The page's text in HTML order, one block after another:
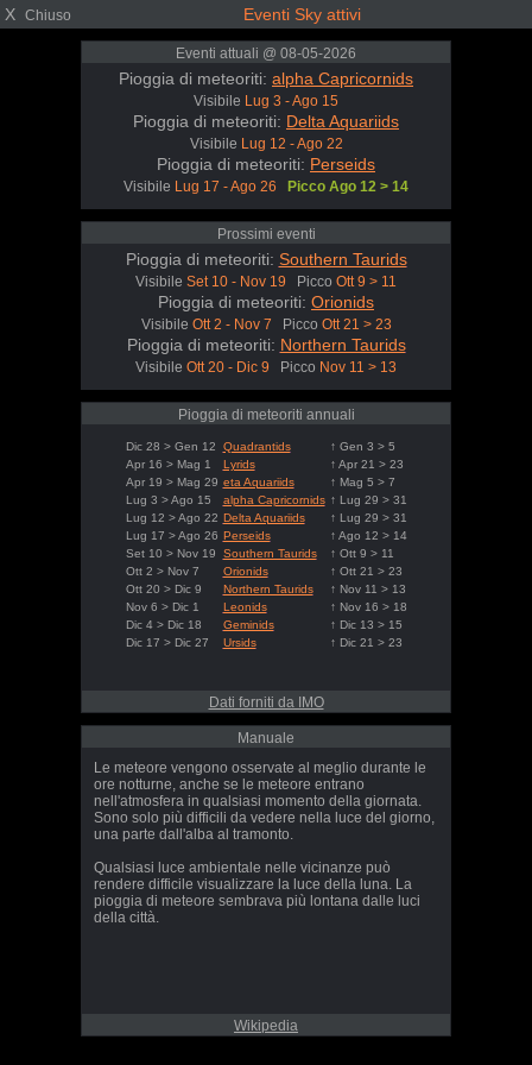
X Chiuso Eventi Sky attivi
Eventi attuali @ 08-05-2026
Pioggia di meteoriti: alpha Capricornids
Visibile Lug 3 - Ago 15
Pioggia di meteoriti: Delta Aquariids
Visibile Lug 12 - Ago 22
Pioggia di meteoriti: Perseids
Visibile Lug 17 - Ago 26 Picco Ago 12 > 14
Prossimi eventi
Pioggia di meteoriti: Southern Taurids
Visibile Set 10 - Nov 19 Picco Ott 9 > 11
Pioggia di meteoriti: Orionids
Visibile Ott 2 - Nov 7 Picco Ott 21 > 23
Pioggia di meteoriti: Northern Taurids
Visibile Ott 20 - Dic 9 Picco Nov 11 > 13
Pioggia di meteoriti annuali
Dic 28 > Gen 12 Quadrantids
↑ Gen 3 > 5
Apr 16 > Mag 1
Lyrids
↑ Apr 21 > 23
Apr 19 > Mag 29 eta Aquariids
↑ Mag 5 > 7
Lug 3 > Ago 15
alpha Capricornids ↑ Lug 29 > 31
Lug 12 > Ago 22 Delta Aquariids
↑ Lug 29 > 31
Lug 17 > Ago 26 Perseids
↑ Ago 12 > 14
Set 10 > Nov 19
Southern Taurids
↑ Ott 9 > 11
Ott 2 > Nov 7
Orionids
↑ Ott 21 > 23
Ott 20 > Dic 9
Northern Taurids
↑ Nov 11 > 13
Nov 6 > Dic 1
Leonids
↑ Nov 16 > 18
Dic 4 > Dic 18
Geminids
↑ Dic 13 > 15
Dic 17 > Dic 27
Ursids ↑ Dic 21 > 23
Dati forniti da IMO
Manuale
Le meteore vengono osservate al meglio durante le
ore notturne, anche se le meteore entrano
nell'atmosfera in qualsiasi momento della giornata.
Sono solo più difficili da vedere nella luce del giorno,
una parte dall'alba al tramonto.
Qualsiasi luce ambientale nelle vicinanze può
rendere difficile visualizzare la luce della luna. La
pioggia di meteore sembrava più lontana dalle luci
della città.
Wikipedia